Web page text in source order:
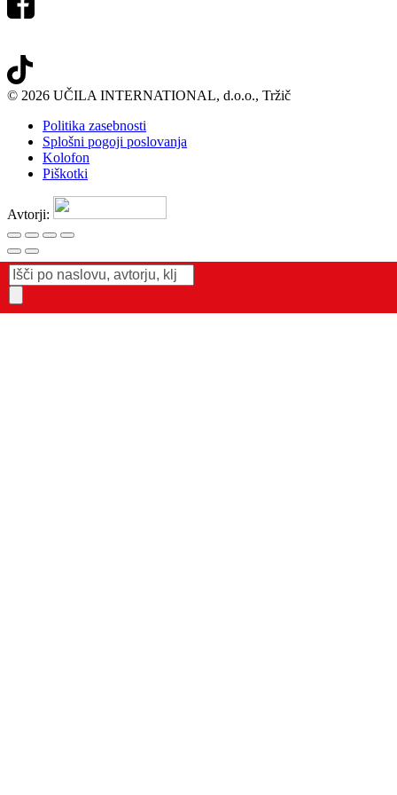
Products
search
© 2026 UČILA INTERNATIONAL, d.o.o., Tržič
Politika zasebnosti
Splošni pogoji poslovanja
Kolofon
Piškotki
Avtorji: